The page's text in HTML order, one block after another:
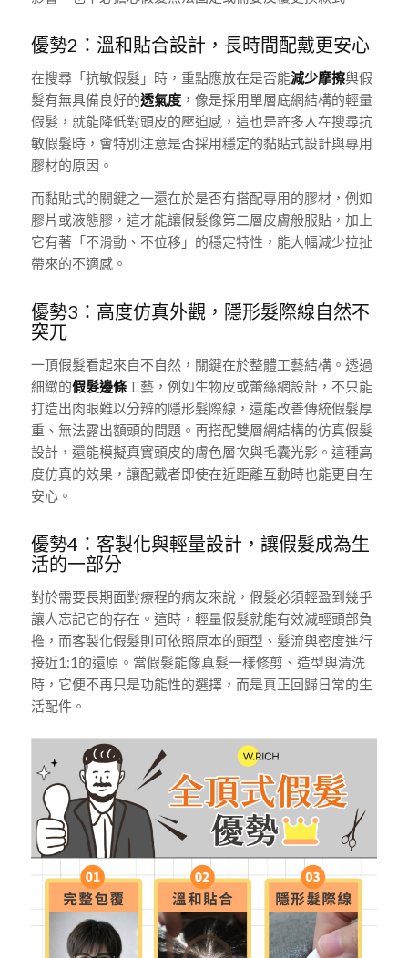
優勢2：溫和貼合設計，長時間配戴更安心
在搜尋「抗敏假髮」時，重點應放在是否能減少摩擦與假
髮有無具備良好的透氣度，像是採用單層底網結構的輕量
假髮，就能降低對頭皮的壓迫感，這也是許多人在搜尋抗
敏假髮時，會特別注意是否採用穩定的黏貼式設計與專用
膠材的原因。
而黏貼式的關鍵之一還在於是否有搭配專用的膠材，例如
膠片或液態膠，這才能讓假髮像第二層皮膚般服貼，加上
它有著「不滑動、不位移」的穩定特性，能大幅減少拉扯
帶來的不適感。
優勢3：高度仿真外觀，隱形髮際線自然不
突兀
一頂假髮看起來自不自然，關鍵在於整體工藝結構。透過
細緻的假髮邊條工藝，例如生物皮或蕾絲網設計，不只能
打造出肉眼難以分辨的隱形髮際線，還能改善傳統假髮厚
重、無法露出額頭的問題。再搭配雙層網結構的仿真假髮
設計，還能模擬真實頭皮的膚色層次與毛囊光影。這種高
度仿真的效果，讓配戴者即使在近距離互動時也能更自在
安心。
優勢4：客製化與輕量設計，讓假髮成為生
活的一部分
對於需要長期面對療程的病友來說，假髮必須輕盈到幾乎
讓人忘記它的存在。這時，輕量假髮就能有效減輕頭部負
擔，而客製化假髮則可依照原本的頭型、髮流與密度進行
接近1:1的還原。當假髮能像真髮一樣修剪、造型與清洗
時，它便不再只是功能性的選擇，而是真正回歸日常的生
活配件。